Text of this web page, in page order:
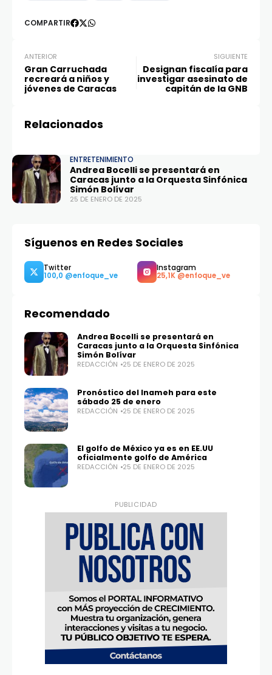
COMPARTIR
ANTERIOR
Gran Carruchada
recreará a niños y
jóvenes de Caracas
SIGUIENTE
Designan fiscalía para
investigar asesinato de
capitán de la GNB
Relacionados
ENTRETENIMIENTO
Andrea Bocelli se presentará en
Caracas junto a la Orquesta Sinfónica
Simón Bolívar
25 DE ENERO DE 2025
Síguenos en Redes Sociales
Twitter
100,0
Instagram
Recomendado
Andrea Bocelli se presentará en
Caracas junto a la Orquesta Sinfónica
Simón Bolívar
REDACCIÓN 25 DE ENERO DE 2025
Pronóstico del Inameh para este
sábado 25 de enero
REDACCIÓN 25 DE ENERO DE 2025
El golfo de México ya es en EE.UU
oficialmente golfo de América
REDACCIÓN 25 DE ENERO DE 2025
PUBLICIDAD